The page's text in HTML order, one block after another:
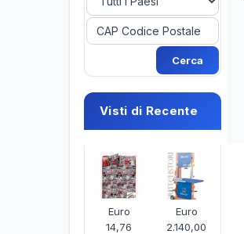
Visti di Recente
Euro
14,76
Euro
2.140,00